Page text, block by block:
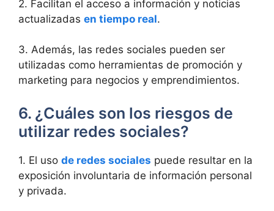
2. Facilitan el acceso a información y noticias
actualizadas en tiempo real.
3. Además, las redes sociales pueden ser
utilizadas como herramientas de promoción y
marketing para negocios y emprendimientos.
6. ¿Cuáles son los riesgos de
utilizar redes sociales?
1. El uso de redes sociales puede resultar en la
exposición involuntaria de información personal
y privada.